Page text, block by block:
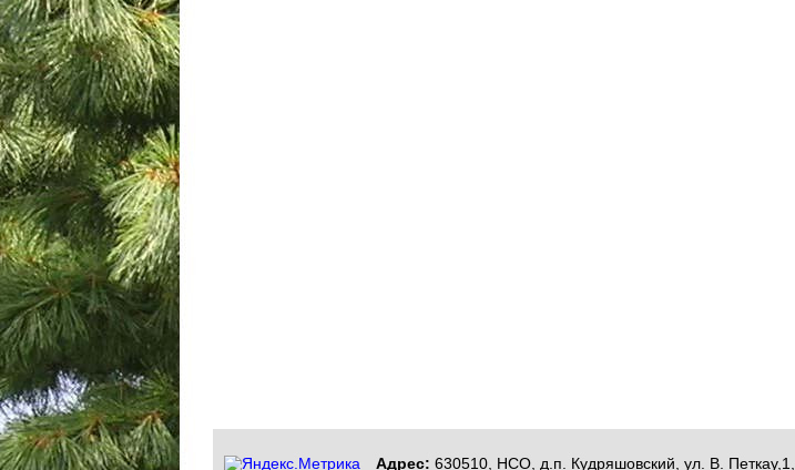
Адрес: 630510, НСО, д.п. Кудряшовский, ул. В.